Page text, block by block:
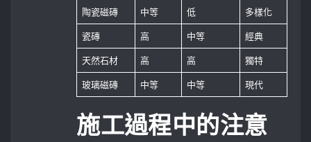
陶瓷磁磚 中等 低
多樣化
瓷磚
高 中等
經典
天然石材
高 高
獨特
玻璃磁磚
中等 中等 現代
施工過程中的注意